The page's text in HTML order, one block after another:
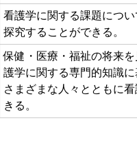
看護学に関する課題につい
探究することができる。
保健・医療・福祉の将来
護学に関する専門的知識に
さまざまな人々とともに
きる。